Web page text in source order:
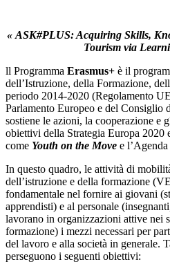
« ASK#PLUS: Acquiring Skills,
Tourism via
ll Programma Erasmus+ è il
dell’Istruzione, della Formazione,
periodo 2014-2020 (Regolamento
Parlamento Europeo e del Consiglio
sostiene le azioni, la cooperazione e
obiettivi della Strategia Europa 2020
come Youth on the Move e
In questo quadro, le attività di
dell’istruzione e della formazione
fondamentale nel fornire ai giovani
apprendisti) e al personale
lavorano in organizzazioni attive nei
formazione) i mezzi necessari per
del lavoro e alla società in generale.
perseguono i seguenti obiettivi: